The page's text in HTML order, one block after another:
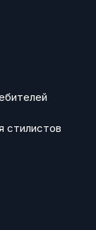
стилистов